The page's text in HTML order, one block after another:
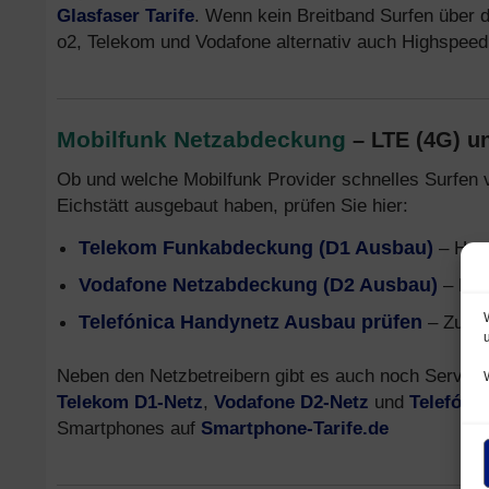
Glasfaser Tarife. Wenn kein Breitband Surfen über
o2, Telekom und Vodafone alternativ auch Highspeed
Mobilfunk Netzabdeckung – LTE (4G)
Ob und welche Mobilfunk Provider schnelles
Eichstätt ausgebaut haben, prüfen Sie hier:
Telekom Funkabdeckung (D1 Ausbau) –
Vodafone Netzabdeckung (D2 Ausbau) –
Telefónica Handynetz Ausbau prüfen –
Neben den Netzbetreibern gibt es auch noch
Telekom D1-Netz, Vodafone D2-Netz und
Smartphones auf Smartphone-Tarife.de